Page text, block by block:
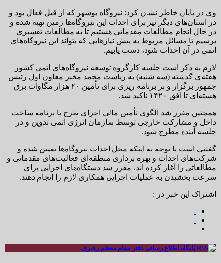
وی در پایان خاطر نشان کرد: نیروگاه بوشهر که از قبل فعال بود و
در استان‌های دیگر نیز برای احداث این نیروگاه‌ها زمین تهیه شده و
در حال انجام مطالعات مقدماتی هستیم تا به مطالعات تفسیری
برسیم تا مسائل مربوط به پیش نیازهایی که بتواند این نیروگاه‌های
اتمی در آن احداث شود، دست یابیم.
لازم به ذکر است جلسه کارگروه توسعه نیروگاه‌های اتمی کشور
هفته‌ی گذشته (سه شنبه) به ریاست محمد مخبر معاون اول رئیس
جمهور برگزار و بر برنامه ریزی برای تأمین ۲۰ هزار مگاوات برق
هسته‌ای تا افق ۱۴۲۰ تاکید شد.
همچنین مقرر شد الگوی تأمین مالی اجرای طرح با برنامه ساخت
داخل و مشارکت خارجی توسط سازمان انرژی اتمی تدوین و در
جلسه آینده مطرح شود.
گفتنی است با توجه به اینکه محل احداث نیروگاه‌ها تعیین شده و
شرکت‌های احداث و بهره برداری منطقه‌ای فعالیت‌های مقدماتی و
مطالعاتی را آغاز کرده اند، مقرر شد دستگاه‌های اجرایی برای
سرعت بخشیدن به عملیات اجرایی همکاری لازم را انجام دهند.
اشتراک این خبر در :
پایگاه اطلاع رسانی دفتر مقام معظم رهبری